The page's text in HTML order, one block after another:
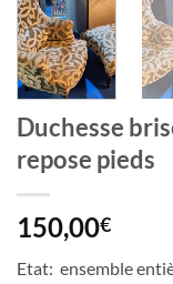
Duchesse
repose pieds
150,00€
Etat: ensemble